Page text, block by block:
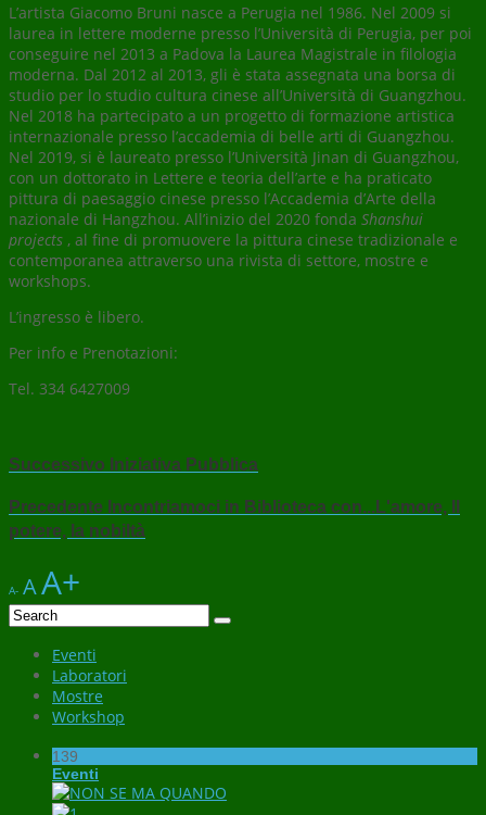
L’artista Giacomo Bruni nasce a Perugia nel 1986. Nel 2009 si
laurea in lettere moderne presso l’Università di Perugia, per poi
conseguire nel 2013 a Padova la Laurea Magistrale in filologia
moderna. Dal 2012 al 2013, gli è stata assegnata una borsa di
studio per lo studio cultura cinese all’Università di Guangzhou.
Nel 2018 ha partecipato a un progetto di formazione artistica
internazionale presso l’accademia di belle arti di Guangzhou.
Nel 2019, si è laureato presso l’Università Jinan di Guangzhou,
con un dottorato in Lettere e teoria dell’arte e ha praticato
pittura di paesaggio cinese presso l’Accademia d’Arte della
nazionale di Hangzhou. All’inizio del 2020 fonda Shanshui
projects , al fine di promuovere la pittura cinese tradizionale e
contemporanea attraverso una rivista di settore, mostre e
workshops.
L’ingresso è libero.
Per info e Prenotazioni:
Tel. 334 6427009
Successivo Iniziativa Pubblica
Precedente Incontriamoci in Biblioteca con...L'amore, ll
potere, la nobiltà
A- AA+
Eventi
Laboratori
Mostre
Workshop
139
Eventi